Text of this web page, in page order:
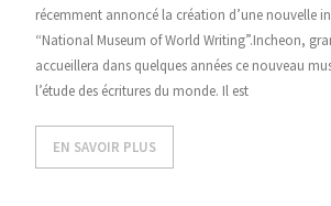
récemment annoncé la création d’une nouvelle
“National Museum of World Writing”.Incheon,
accueillera dans quelques années ce nouveau
l’étude des écritures du monde. Il est
EN SAVOIR PLUS